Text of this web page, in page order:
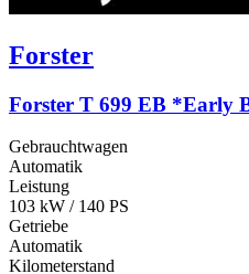
Forster
Forster T 699 EB *Early
Gebrauchtwagen
Automatik
Leistung
103 kW / 140 PS
Getriebe
Automatik
Kilometerstand